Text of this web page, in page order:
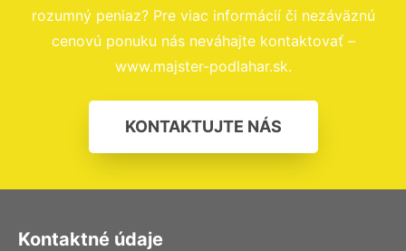
rozumný peniaz? Pre viac informácií či nezáväznú
cenovú ponuku nás neváhajte kontaktovať –
www.majster-podlahar.sk.
KONTAKTUJTE NÁS
Kontaktné údaje